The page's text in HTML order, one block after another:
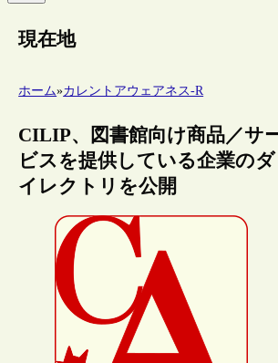
現在地
ホーム»カレントアウェアネス-R
CILIP、図書館向け商品／サ
ビスを提供している企業のダ
イレクトリを公開